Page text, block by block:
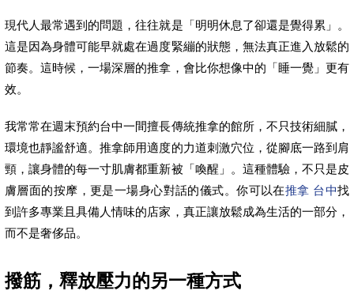
現代人最常遇到的問題，往往就是「明明休息了卻還是覺得累」。
這是因為身體可能早就處在過度緊繃的狀態，無法真正進入放鬆的
節奏。這時候，一場深層的推拿，會比你想像中的「睡一覺」更有
效。
我常常在週末預約台中一間擅長傳統推拿的館所，不只技術細膩，
環境也靜謐舒適。推拿師用適度的力道刺激穴位，從腳底一路到肩
頸，讓身體的每一寸肌膚都重新被「喚醒」。這種體驗，不只是皮
膚層面的按摩，更是一場身心對話的儀式。你可以在推拿 台中找
到許多專業且具備人情味的店家，真正讓放鬆成為生活的一部分，
而不是奢侈品。
撥筋，釋放壓力的另一種方式